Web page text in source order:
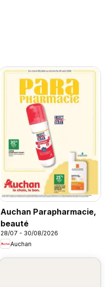
Auchan Parapharmacie,
beauté
28/07 - 30/08/2026
Auchan